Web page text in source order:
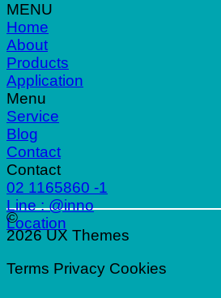
MENU
Home
About
Products
Application
Menu
Service
Blog
Contact
Contact
02 1165860 -1
Line : @inno
Location
©
2026 UX Themes
Terms Privacy Cookies